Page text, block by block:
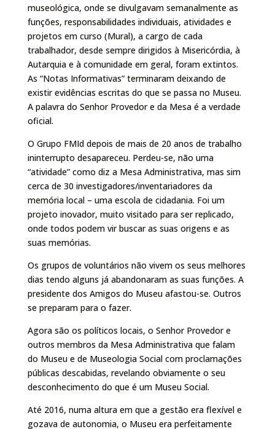
museológica, onde se divulgavam semanalmente as
funções, responsabilidades individuais, atividades e
projetos em curso (Mural), a cargo de cada
trabalhador, desde sempre dirigidos à Misericórdia, à
Autarquia e à comunidade em geral, foram extintos.
As “Notas Informativas” terminaram deixando de
existir evidências escritas do que se passa no Museu.
A palavra do Senhor Provedor e da Mesa é a verdade
oficial.
O Grupo FMId depois de mais de 20 anos de trabalho
ininterrupto desapareceu. Perdeu-se, não uma
“atividade” como diz a Mesa Administrativa, mas sim
cerca de 30 investigadores/inventariadores da
memória local – uma escola de cidadania. Foi um
projeto inovador, muito visitado para ser replicado,
onde todos podem vir buscar as suas origens e as
suas memórias.
Os grupos de voluntários não vivem os seus melhores
dias tendo alguns já abandonaram as suas funções. A
presidente dos Amigos do Museu afastou-se. Outros
se preparam para o fazer.
Agora são os políticos locais, o Senhor Provedor e
outros membros da Mesa Administrativa que falam
do Museu e de Museologia Social com proclamações
públicas descabidas, revelando obviamente o seu
desconhecimento do que é um Museu Social.
Até 2016, numa altura em que a gestão era flexível e
gozava de autonomia, o Museu era perfeitamente